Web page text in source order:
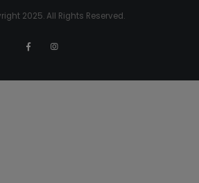
2025. All Rights Reserved.